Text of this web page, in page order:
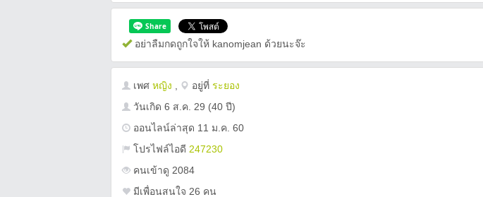
อย่าลืมกดถูกใจให้ kanomjean ด้วยนะจ๊ะ
เพศ หญิง อยู่ที่ ระยอง
วันเกิด 6 ส.ค. 29 (40 ปี)
ออนไลน์ล่าสุด 11 ม.ค. 60
โปรไฟล์ไอดี 247230
คนเข้าดู 2084
มีเพื่อนสนใจ 26 คน